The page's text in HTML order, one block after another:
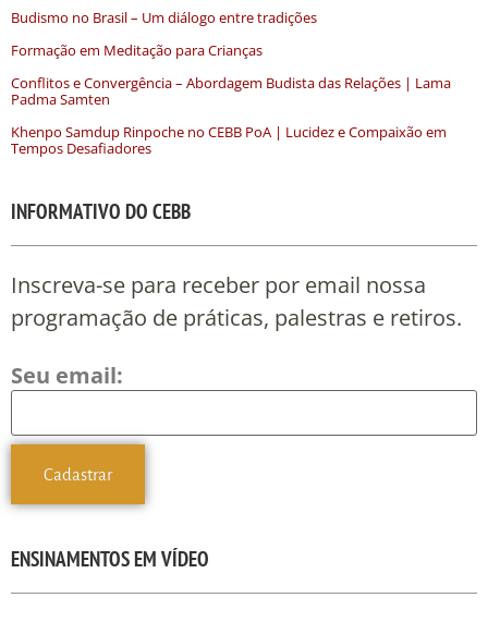
Budismo no Brasil – Um diálogo entre tradições
Formação em Meditação para Crianças
Conflitos e Convergência – Abordagem Budista das Relações | Lama
Padma Samten
Khenpo Samdup Rinpoche no CEBB PoA | Lucidez e Compaixão em
Tempos Desafiadores
INFORMATIVO DO CEBB
Inscreva-se para receber por email nossa
programação de práticas, palestras e retiros.
Seu email:
ENSINAMENTOS EM VÍDEO